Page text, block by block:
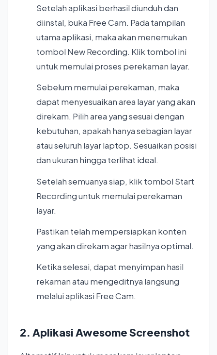
Setelah aplikasi berhasil diunduh dan
diinstal, buka Free Cam. Pada tampilan
utama aplikasi, maka akan menemukan
tombol New Recording. Klik tombol ini
untuk memulai proses perekaman layar.
Sebelum memulai perekaman, maka
dapat menyesuaikan area layar yang akan
direkam. Pilih area yang sesuai dengan
kebutuhan, apakah hanya sebagian layar
atau seluruh layar laptop. Sesuaikan posisi
dan ukuran hingga terlihat ideal.
Setelah semuanya siap, klik tombol Start
Recording untuk memulai perekaman
layar.
Pastikan telah mempersiapkan konten
yang akan direkam agar hasilnya optimal.
Ketika selesai, dapat menyimpan hasil
rekaman atau mengeditnya langsung
melalui aplikasi Free Cam.
2. Aplikasi Awesome Screenshot